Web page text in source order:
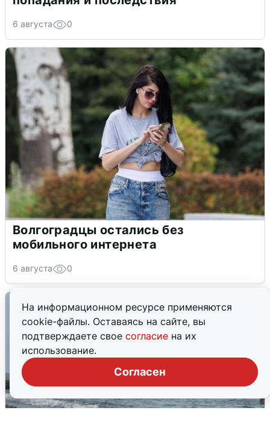
На информационном ресурсе применяются
cookie-файлы. Оставаясь на сайте, вы
подтверждаете свое согласие на их
использование.
Согласен
6 августа 0
Волгоградцы остались без
мобильного интернета
6 августа 0